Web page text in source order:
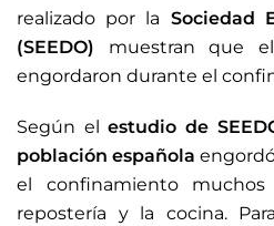
realizado por la Sociedad
(SEEDO) muestran que
engordaron durante el
Según el estudio de
población española
el confinamiento
repostería y la cocina.